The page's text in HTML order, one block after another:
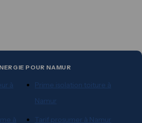
POUR NAMUR
à
à
Prime isolation toiture à
Namur
Tarif prosumer à Namur